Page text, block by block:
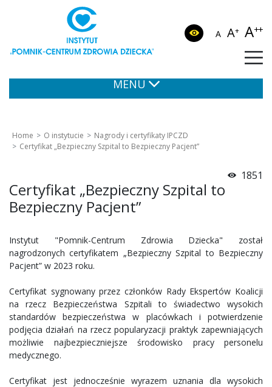
A A+ A++
MENU
Home O instytucie
Nagrody i certyfikaty IPCZD
Certyfikat „Bezpieczny Szpital to Bezpieczny Pacjent”
1851
Certyfikat „Bezpieczny Szpital to
Bezpieczny Pacjent”
Instytut "Pomnik-Centrum Zdrowia Dziecka" został
nagrodzonych certyfikatem „Bezpieczny Szpital to Bezpieczny
Pacjent” w 2023 roku.
Certyfikat sygnowany przez członków Rady Ekspertów Koalicji
na rzecz Bezpieczeństwa Szpitali to świadectwo wysokich
standardów bezpieczeństwa w placówkach i potwierdzenie
podjęcia działań na rzecz popularyzacji praktyk zapewniających
możliwie najbezpieczniejsze środowisko pracy personelu
medycznego.
Certyfikat jest jednocześnie wyrazem uznania dla wysokich